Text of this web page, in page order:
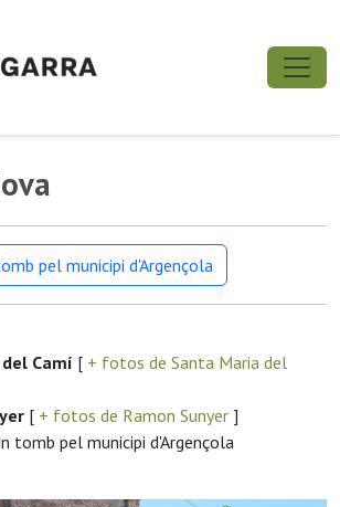
pel municipi d'Argençola
Camí [ + fotos de Santa Maria del
[ + fotos de Ramon Sunyer ]
tomb pel municipi d'Argençola